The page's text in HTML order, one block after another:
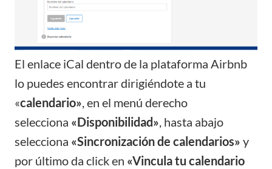
El enlace iCal dentro de la plataforma Airbnb
lo puedes encontrar dirigiéndote a tu
«calendario», en el menú derecho
selecciona «Disponibilidad», hasta abajo
selecciona «Sincronización de calendarios» y
por último da click en «Vincula tu calendario